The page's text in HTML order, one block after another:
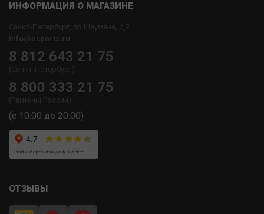
ИНФОРМАЦИЯ О МАГАЗИНЕ
Санкт-Петербург, пр.Шаумяна, д.2
info@usports.ru
8 812 643 21 75
(Санкт-Петербург)
8 800 333 21 75
(Регионы России)
(с 10:00 до 20:00)
ОТЗЫВЫ